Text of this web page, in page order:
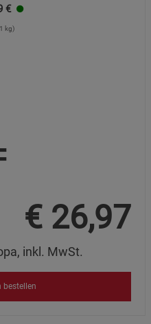
€
kg)
€ 26,97
inkl. MwSt.
bestellen
Datenschutzerklärung Impressum